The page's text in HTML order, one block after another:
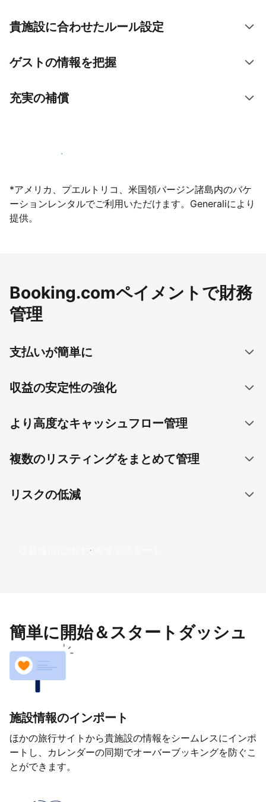
貴施設に合わせたルール設定
ゲストの情報を把握
充実の補償
今すぐ掲載登録する
*アメリカ、プエルトリコ、米国領バージン諸島内のバケ
ーションレンタルでご利用いただけます。Generaliにより
提供。
Booking.comペイメントで財務
管理
支払いが簡単に
収益の安定性の強化
より高度なキャッシュフロー管理
複数のリスティングをまとめて管理
リスクの低減
収益獲得に向けて今すぐスタート
簡単に開始＆スタートダッシュ
施設情報のインポート
ほかの旅行サイトから貴施設の情報をシームレスにインポ
ートし、カレンダーの同期でオーバーブッキングを防ぐこ
とができます。